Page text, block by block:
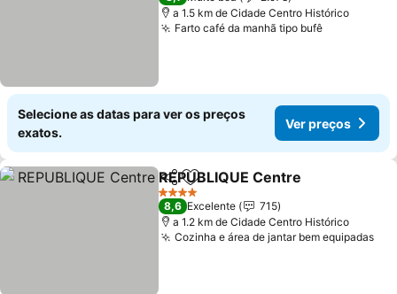
a 1.5 km de Cidade Centro Histórico
Farto café da manhã tipo bufê
Selecione as datas para ver os preços
exatos.
Ver preços
PartilharAdicionar aos favoritos
REPUBLIQUE Centre
4 Estrelas
8,6 Excelente
715
a 1.2 km de Cidade Centro Histórico
Cozinha e área de jantar bem equipadas